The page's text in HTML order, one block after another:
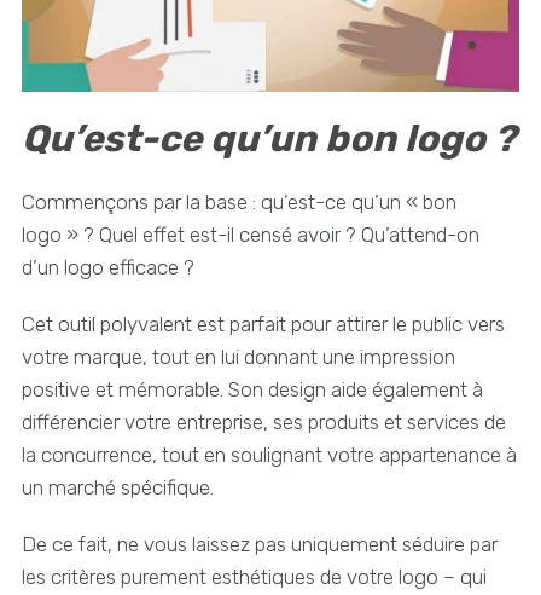
Qu’est-ce qu’un bon logo ?
Commençons par la base : qu’est-ce qu’un « bon
logo » ? Quel effet est-il censé avoir ? Qu’attend-on
d’un logo efficace ?
Cet outil polyvalent est parfait pour attirer le public vers
votre marque, tout en lui donnant une impression
positive et mémorable. Son design aide également à
différencier votre entreprise, ses produits et services de
la concurrence, tout en soulignant votre appartenance à
un marché spécifique.
De ce fait, ne vous laissez pas uniquement séduire par
les critères purement esthétiques de votre logo – qui